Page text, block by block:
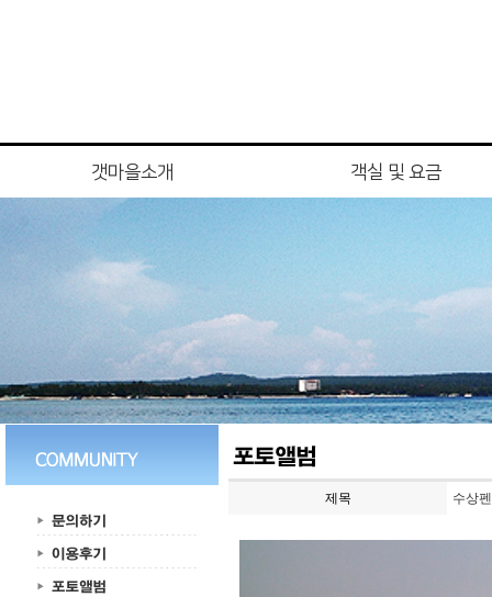
갯마을소개 객실 및 요금
제목 수상